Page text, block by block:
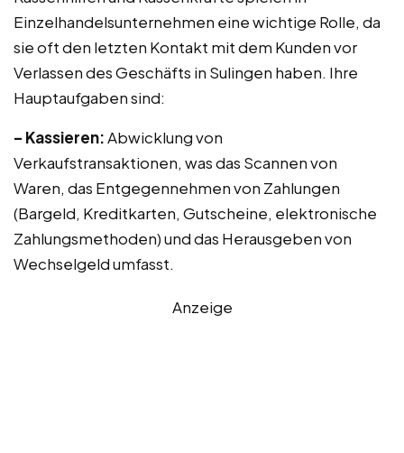
Einzelhandelsunternehmen eine wichtige Rolle, da
sie oft den letzten Kontakt mit dem Kunden vor
Verlassen des Geschäfts in Sulingen haben. Ihre
Hauptaufgaben sind:
– Kassieren:Abwicklung von
Verkaufstransaktionen, was das Scannen von
Waren, das Entgegennehmen von Zahlungen
(Bargeld, Kreditkarten, Gutscheine, elektronische
Zahlungsmethoden) und das Herausgeben von
Wechselgeld umfasst.
Anzeige